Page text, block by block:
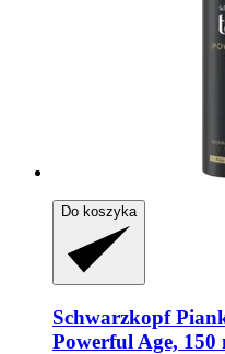
Do koszyka
Schwarzkopf
Powerful Age, 150